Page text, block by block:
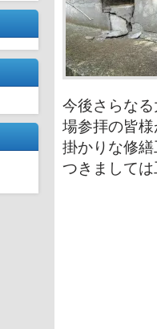
今後さらな
場参拝の皆
掛かりな修
つきまして